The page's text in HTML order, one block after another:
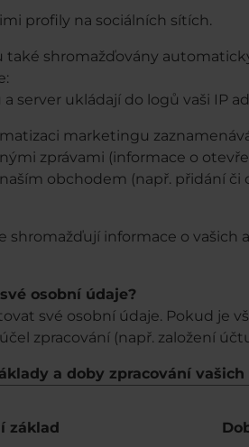
profily na sociálních sítích.
také shromažďovány
server ukládají do logů vaši IP
marketingu
zprávami (informace o
obchodem (např. přidání
shromažďují informace o vašich
osobní údaje?
své osobní údaje. Pokud je
zpracování (např. založení
a doby zpracování
základ